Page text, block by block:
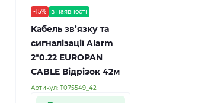
-15% в наявності
Кабель зв’язку та
сигналізації Alarm
2*0.22 EUROPAN
CABLE Відрізок 42м
Артикул:Т075549_42